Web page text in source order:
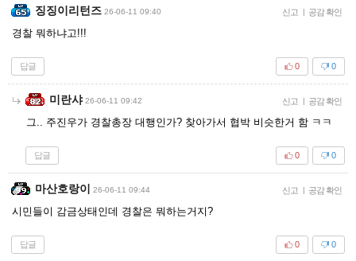
징징이리턴즈 26-06-11 09:40 신고 | 공감 확인
경찰 뭐하냐고!!!
답글 0
0
미란샤 26-06-11 09:42 신고 | 공감 확인
그.. 주진우가 경찰총장 대행인가? 찾아가서 협박 비슷한거 함 ㅋㅋ
답글 0
0
마산호랑이 26-06-11 09:44 신고 | 공감 확인
시민들이 감금상태인데 경찰은 뭐하는거지?
답글 0
0